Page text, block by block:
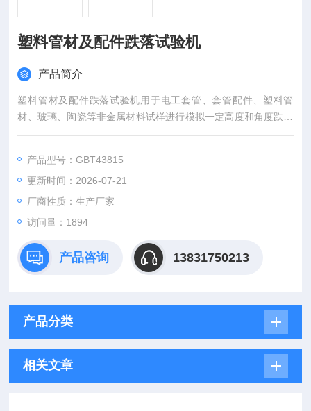
塑料管材及配件跌落试验机
产品简介
塑料管材及配件跌落试验机用于电工套管、套管配件、塑料管
材、玻璃、陶瓷等非金属材料试样进行模拟一定高度和角度跌落
于地面时的情况，做跌落试验，从而了解产品受损情况及评估产
产品型号：GBT43815
更新时间：2026-07-21
厂商性质：生产厂家
访问量：1894
产品咨询 13831750213
产品分类
相关文章